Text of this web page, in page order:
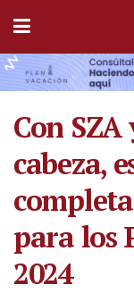
Con
cabeza,
para los
2024